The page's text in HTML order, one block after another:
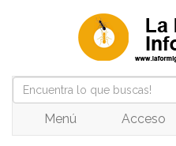
Menú Acceso